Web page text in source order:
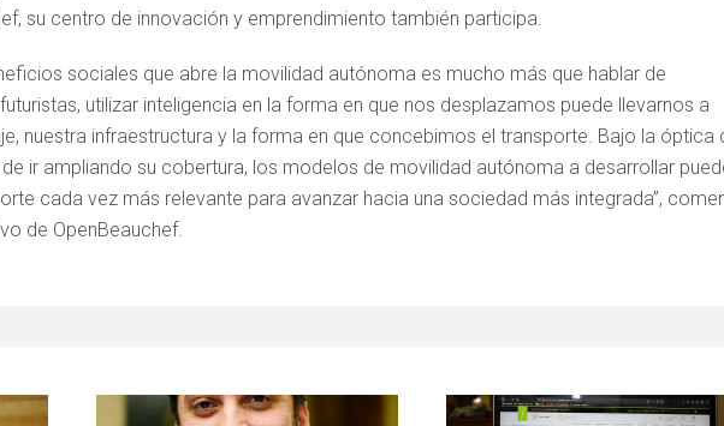
su centro de innovación y emprendimiento también participa.
sociales que abre la movilidad autónoma es mucho más que hablar de
utilizar inteligencia en la forma en que nos desplazamos puede llevarnos a
nuestra infraestructura y la forma en que concebimos el transporte. Bajo la óptica
ir ampliando su cobertura, los modelos de movilidad autónoma a desarrollar
cada vez más relevante para avanzar hacia una sociedad más integrada”,
de OpenBeauchef.